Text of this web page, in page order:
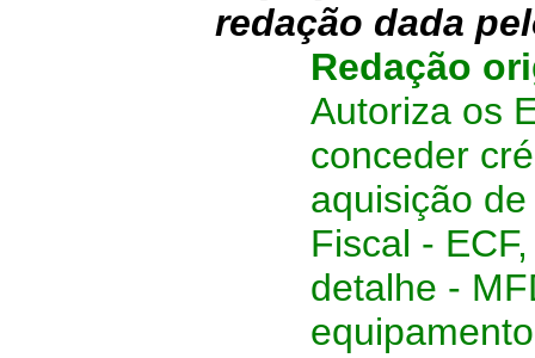
redação dada
Redação
Autoriza os
conceder
aquisição
Fiscal -
detalhe -